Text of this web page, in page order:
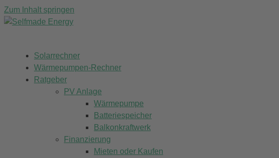
Zum Inhalt springen
Solarrechner
Wärmepumpen-Rechner
Ratgeber
PV Anlage
Wärmepumpe
Batteriespeicher
Balkonkraftwerk
Finanzierung
Mieten oder Kaufen